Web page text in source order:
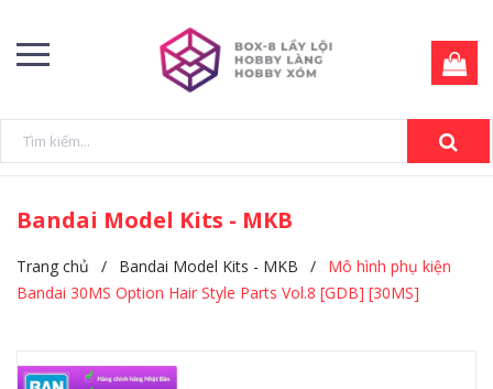
Bandai Model Kits - MKB
Trang chủ / Bandai Model Kits - MKB /
Mô hình phụ kiện
Bandai 30MS Option Hair Style Parts Vol.8 [GDB] [30MS]